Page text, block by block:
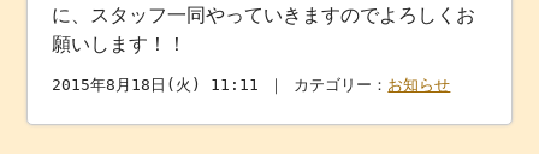
に、スタッフ一同やっていきますのでよろしくお
願いします！！
2015年8月18日(火) 11:11 ｜ カテゴリー： お知らせ